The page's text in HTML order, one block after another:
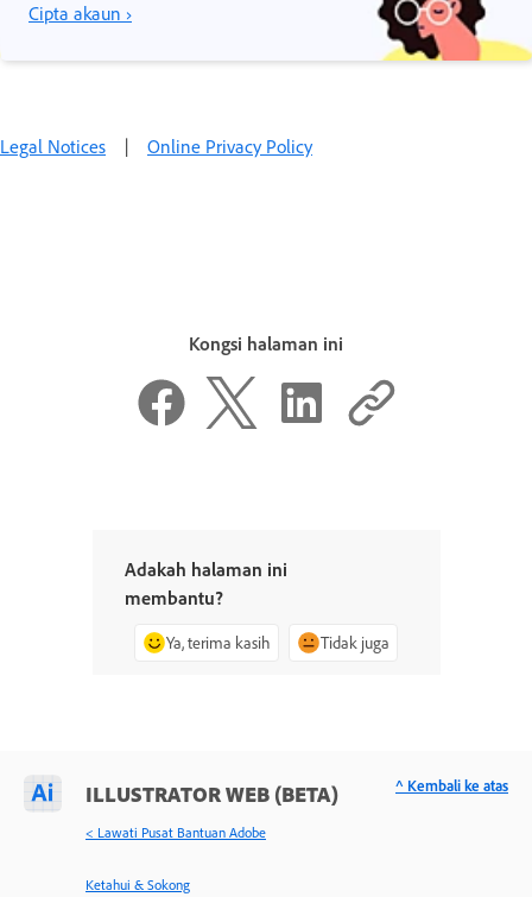
Cipta akaun ›
Legal Notices | Online Privacy Policy
Kongsi halaman ini
Adakah halaman ini
membantu?
Ya, terima kasih Tidak juga
ILLUSTRATOR WEB (BETA)
< Lawati Pusat Bantuan Adobe
Ketahui & Sokong
^ Kembali ke atas